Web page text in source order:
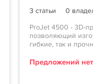
3 статьи
0
ProJet 4500 - 3D-
позволяющий
гибкие, так и
Предложений нет